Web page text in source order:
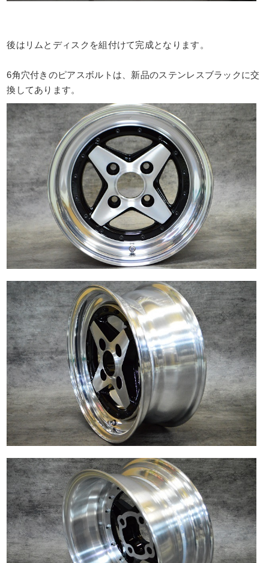
後はリムとディスクを組付けて完成となります。
6角穴付きのピアスボルトは、新品のステンレスブラックに交
換してあります。